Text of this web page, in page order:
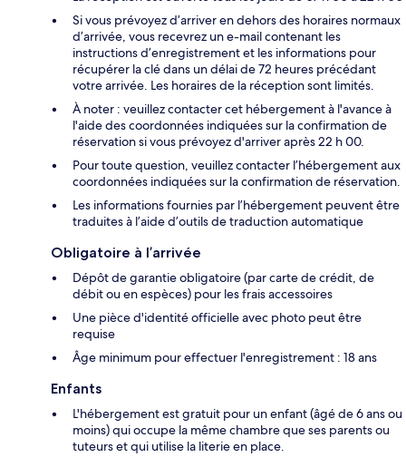
Si vous prévoyez d’arriver en dehors des horaires normaux
d’arrivée, vous recevrez un e-mail contenant les
instructions d’enregistrement et les informations pour
récupérer la clé dans un délai de 72 heures précédant
votre arrivée. Les horaires de la réception sont limités.
À noter : veuillez contacter cet hébergement à l'avance à
l'aide des coordonnées indiquées sur la confirmation de
réservation si vous prévoyez d'arriver après 22 h 00.
Pour toute question, veuillez contacter l’hébergement aux
coordonnées indiquées sur la confirmation de réservation.
Les informations fournies par l’hébergement peuvent être
traduites à l’aide d’outils de traduction automatique
Obligatoire à l’arrivée
Dépôt de garantie obligatoire (par carte de crédit, de
débit ou en espèces) pour les frais accessoires
Une pièce d'identité officielle avec photo peut être
requise
Âge minimum pour effectuer l'enregistrement : 18 ans
Enfants
L'hébergement est gratuit pour un enfant (âgé de 6 ans ou
moins) qui occupe la même chambre que ses parents ou
tuteurs et qui utilise la literie en place.